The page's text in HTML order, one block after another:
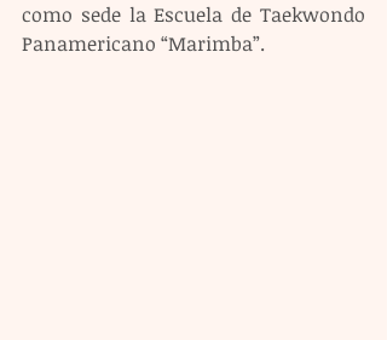
como sede la Escuela de Taekwondo
Panamericano “Marimba”.